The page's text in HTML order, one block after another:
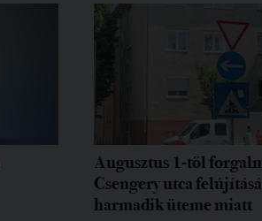
Augusztus 1-től
Csengery utca
harmadik üteme miatt